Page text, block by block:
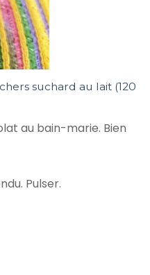
suchard au lait (120
au bain-marie. Bien
Pulser.